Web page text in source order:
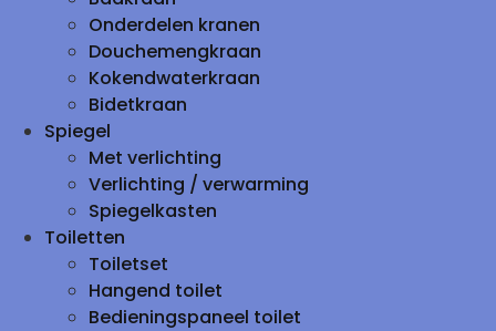
Onderdelen kranen
Douchemengkraan
Kokendwaterkraan
Bidetkraan
Spiegel
Met verlichting
Verlichting / verwarming
Spiegelkasten
Toiletten
Toiletset
Hangend toilet
Bedieningspaneel toilet